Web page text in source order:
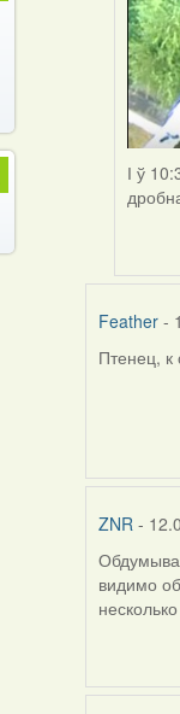
І ў
Feather -
Птенец,
ZNR -
видимо